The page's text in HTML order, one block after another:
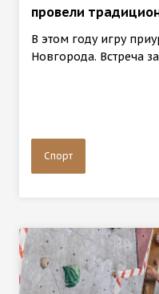
провели
В этом году игру
Новгорода. Встреча
Спорт